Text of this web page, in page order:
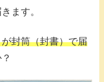
ます。
封筒（封書）で届